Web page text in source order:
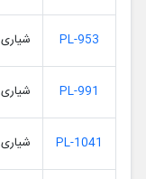
PL-953 شیاری
PL-991 شیاری
PL-1041 شیاری